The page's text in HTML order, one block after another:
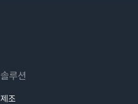
솔루션
제조